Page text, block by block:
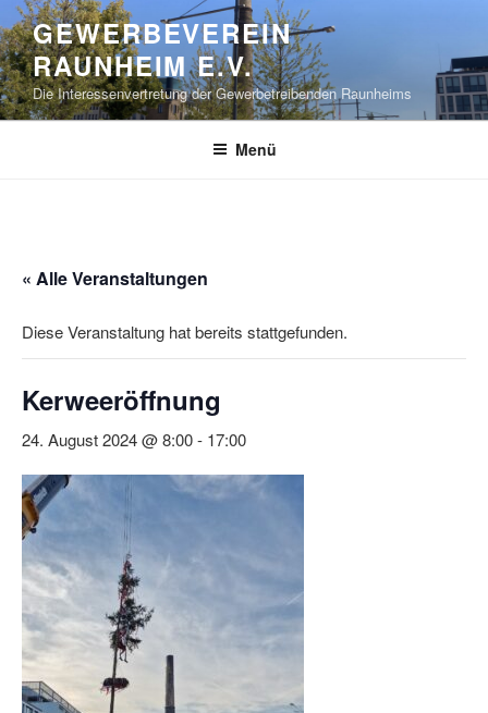
Zum
Inhalt
springen
GEWERBEVEREIN
RAUNHEIM E.V.
Die Interessenvertretung der Gewerbetreibenden Raunheims
Menü
« Alle Veranstaltungen
Diese Veranstaltung hat bereits stattgefunden.
Kerweeröffnung
24. August 2024 @ 8:00- 17:00